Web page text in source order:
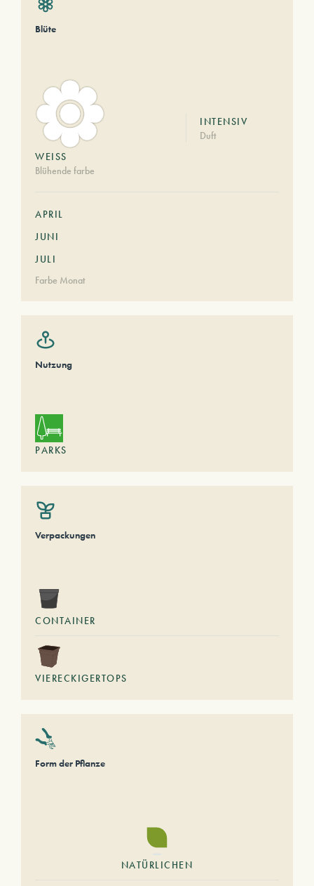
Blüte
WEISS
Blühende farbe
INTENSIV
Duft
APRIL
JUNI
JULI
Farbe Monat
Nutzung
PARKS
Verpackungen
CONTAINER
VIERECKIGERTOPS
Form der Pflanze
NATÜRLICHEN